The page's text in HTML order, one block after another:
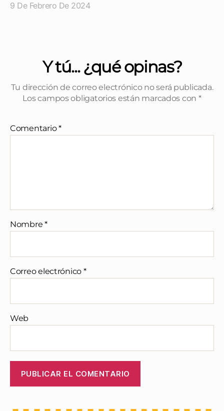
9 De Febrero De 2024
Y tú... ¿qué opinas?
Tu dirección de correo electrónico no será publicada.
Los campos obligatorios están marcados con *
Comentario*
Nombre*
Correo electrónico *
Web